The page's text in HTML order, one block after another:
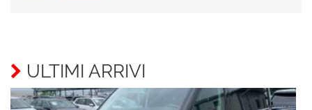
ULTIMI ARRIVI